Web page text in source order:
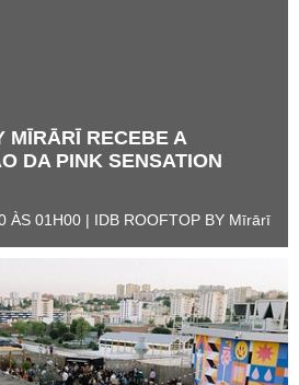
MĪRĀRĪ RECEBE A
DA PINK SENSATION
ÀS 01H00 | IDB ROOFTOP BY Mīrārī